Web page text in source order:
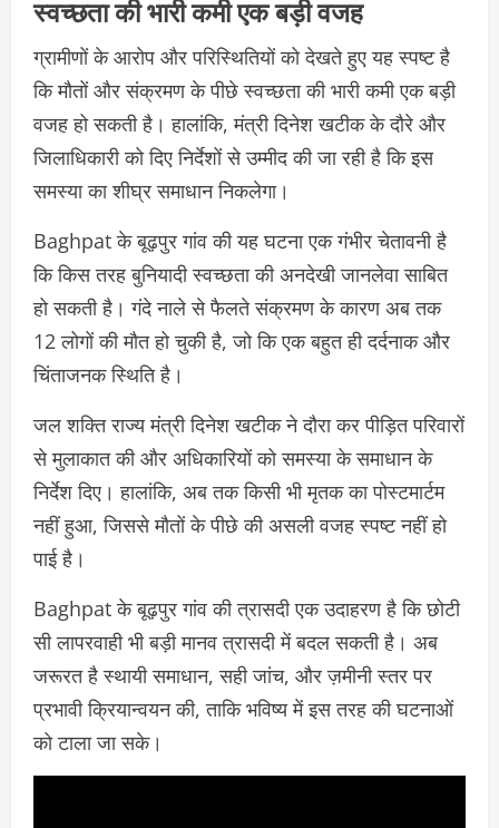
स्वच्छता की भारी कमी एक बड़ी वजह
ग्रामीणों के आरोप और परिस्थितियों को देखते हुए यह स्पष्ट है
कि मौतों और संक्रमण के पीछे स्वच्छता की भारी कमी एक बड़ी
वजह हो सकती है। हालांकि, मंत्री दिनेश खटीक के दौरे और
जिलाधिकारी को दिए निर्देशों से उम्मीद की जा रही है कि इस
समस्या का शीघ्र समाधान निकलेगा।
Baghpat के बूढ़पुर गांव की यह घटना एक गंभीर चेतावनी है
कि किस तरह बुनियादी स्वच्छता की अनदेखी जानलेवा साबित
हो सकती है। गंदे नाले से फैलते संक्रमण के कारण अब तक
12 लोगों की मौत हो चुकी है, जो कि एक बहुत ही दर्दनाक और
चिंताजनक स्थिति है।
जल शक्ति राज्य मंत्री दिनेश खटीक ने दौरा कर पीड़ित परिवारों
से मुलाकात की और अधिकारियों को समस्या के समाधान के
निर्देश दिए। हालांकि, अब तक किसी भी मृतक का पोस्टमार्टम
नहीं हुआ, जिससे मौतों के पीछे की असली वजह स्पष्ट नहीं हो
पाई है।
Baghpat के बूढ़पुर गांव की त्रासदी एक उदाहरण है कि छोटी
सी लापरवाही भी बड़ी मानव त्रासदी में बदल सकती है। अब
जरूरत है स्थायी समाधान, सही जांच, और ज़मीनी स्तर पर
प्रभावी क्रियान्वयन की, ताकि भविष्य में इस तरह की घटनाओं
को टाला जा सके।